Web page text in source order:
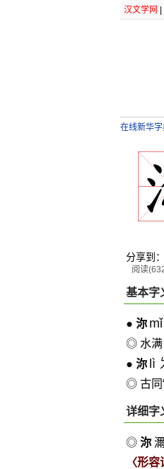
汉文学网
在线新华字
分享到：
阅读
基本字
● 沵 mǐ
◎ 水满
● 沵 lì
◎ 古同
详细字
◎ 沵
〈形容